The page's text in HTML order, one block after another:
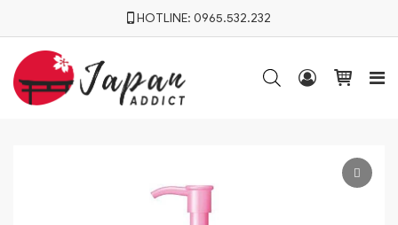
HOTLINE: 0965.532.232
  